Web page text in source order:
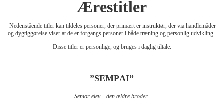
Ærestitler
Nedenstående titler kan tildeles personer, der primært er instruktør, der via handlemåder
og dygtiggørelse viser at de er forgangs personer i både træning og personlig udvikling.
Disse titler er personlige, og bruges i daglig tiltale.
”SEMPAI”
Senior elev – den ældre broder.